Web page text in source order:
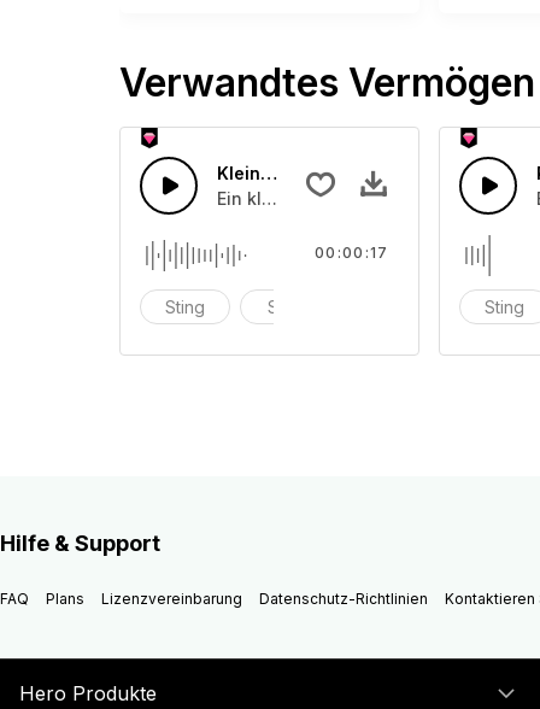
Verwandtes Vermögen
Kleiner Applaus
Ein kleiner Beifall aus der Menge
Sting Stab
00:00:17
Sting
Hilfe & Support
FAQ Plans Lizenzvereinbarung Datenschutz-Richtlinien Kontaktieren
Hero Produkte